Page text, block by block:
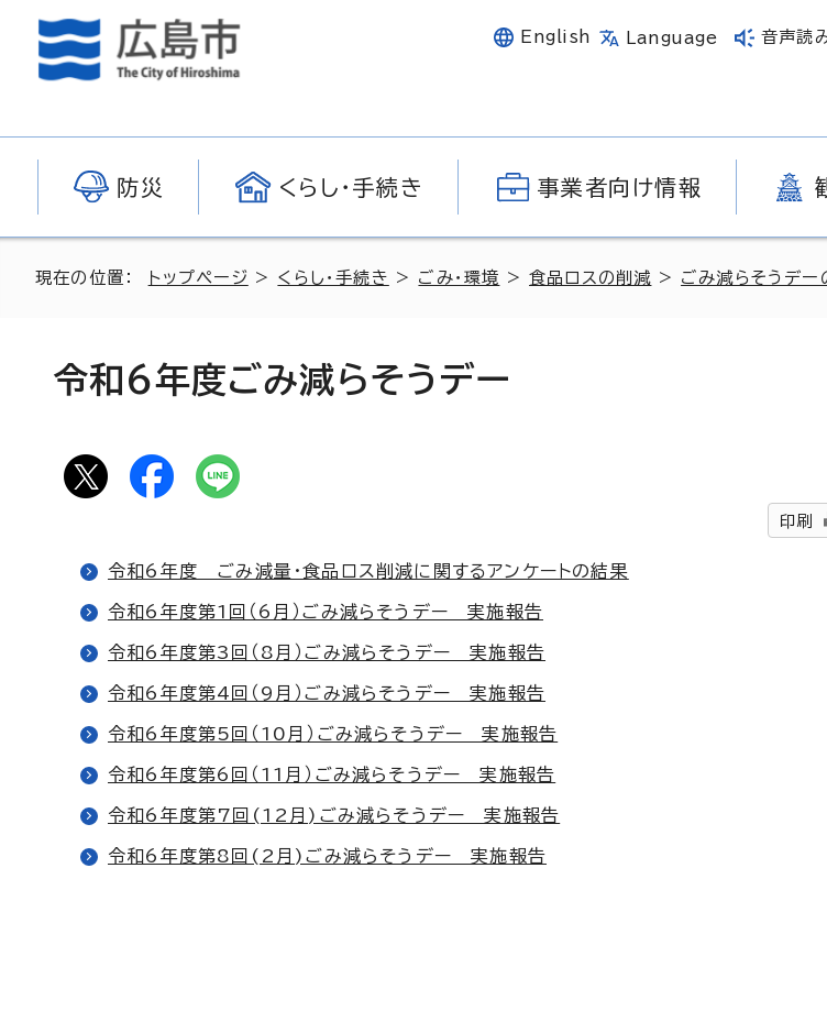
English Language 音声読
防災 くらし・手続き 事業者向け情報
現在の位置： トップページ > くらし・手続き > ごみ・環境 >食品ロスの削減 > ごみ減らそうデー
令和6年度ごみ減らそうデー
印刷
令和6年度 ごみ減量・食品ロス削減に関するアンケートの結果
令和6年度第1回（6月）ごみ減らそうデー 実施報告
令和6年度第3回（8月）ごみ減らそうデー 実施報告
令和6年度第4回（9月）ごみ減らそうデー 実施報告
令和6年度第5回（10月）ごみ減らそうデー 実施報告
令和6年度第6回（11月）ごみ減らそうデー 実施報告
令和6年度第7回(12月)ごみ減らそうデー 実施報告
令和6年度第8回(2月)ごみ減らそうデー 実施報告